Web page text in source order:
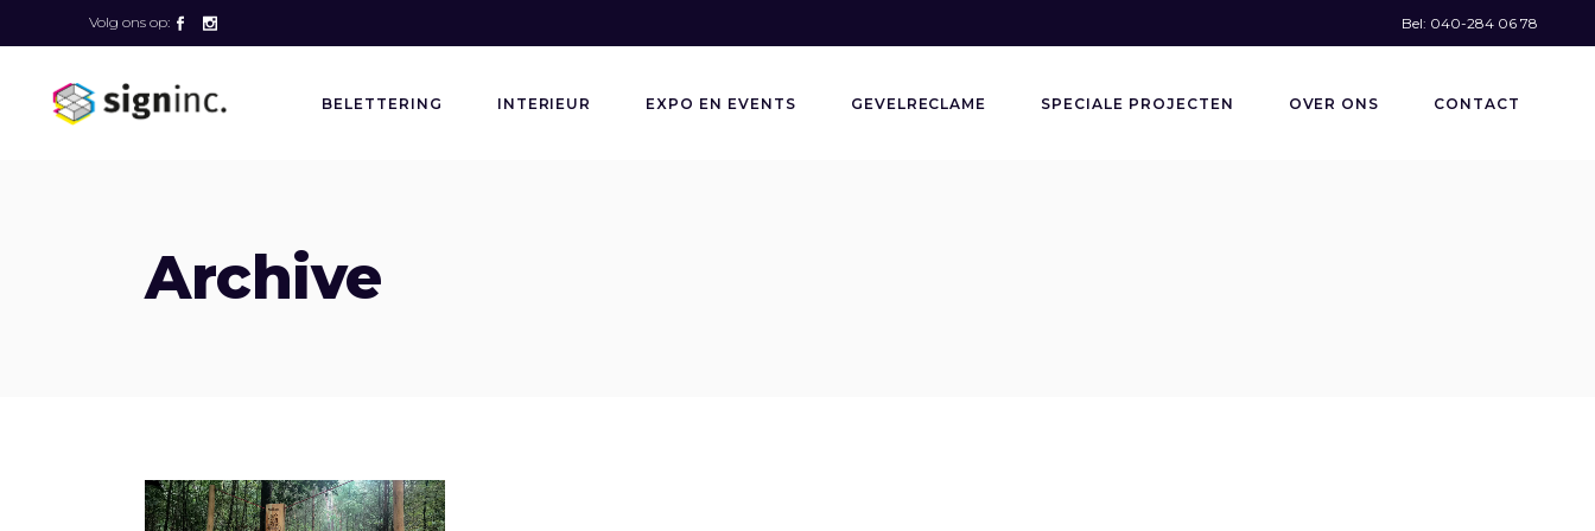
Volg ons op: Bel: 040-284 06 78
BELETTERING INTERIEUR EXPO EN EVENTS GEVELRECLAME SPECIALE PROJECTEN OVER ONS CONTACT
Archive